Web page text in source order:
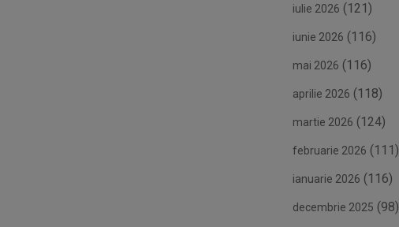
iulie 2026 (121)
iunie 2026 (116)
mai 2026 (116)
aprilie 2026 (118)
martie 2026 (124)
februarie 2026 (111)
ianuarie 2026 (116)
decembrie 2025 (98)